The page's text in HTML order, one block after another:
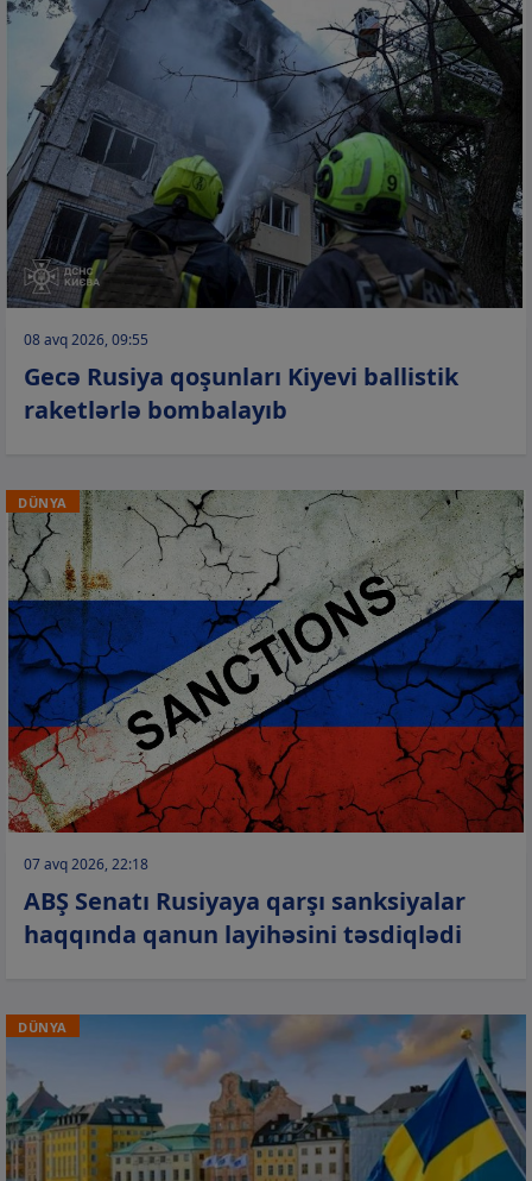
08 avq 2026, 09:55
Gecə Rusiya qoşunları Kiyevi ballistik
raketlərlə bombalayıb
DÜNYA
07 avq 2026, 22:18
ABŞ Senatı Rusiyaya qarşı sanksiyalar
haqqında qanun layihəsini təsdiqlədi
DÜNYA